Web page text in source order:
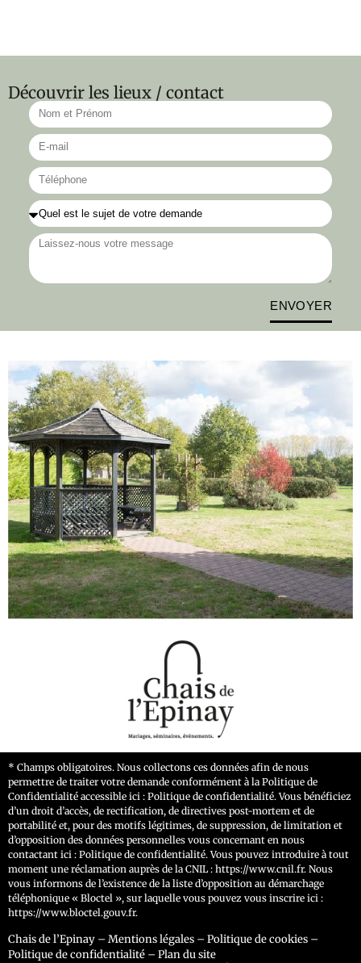
Découvrir les lieux / contact
ENVOYER
* Champs obligatoires. Nous collectons ces données afin de nous
permettre de traiter votre demande conformément à la Politique de
Confidentialité accessible ici : Politique de confidentialité. Vous bénéficiez
d’un droit d’accès, de rectification, de directives post-mortem et de
portabilité et, pour des motifs légitimes, de suppression, de limitation et
d’opposition des données personnelles vous concernant en nous
contactant ici : Politique de confidentialité. Vous pouvez introduire à tout
moment une réclamation auprès de la CNIL : https://www.cnil.fr. Nous
vous informons de l’existence de la liste d’opposition au démarchage
téléphonique « Bloctel », sur laquelle vous pouvez vous inscrire ici :
https://www.bloctel.gouv.fr.
Chais de l’Epinay – Mentions légales – Politique de cookies –
Politique de confidentialité – Plan du site